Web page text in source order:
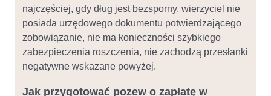
najczęściej, gdy dług jest bezsporny, wierzyciel nie
posiada urzędowego dokumentu potwierdzającego
zobowiązanie, nie ma konieczności szybkiego
zabezpieczenia roszczenia, nie zachodzą przesłanki
negatywne wskazane powyżej.
Jak przygotować pozew o zapłatę w